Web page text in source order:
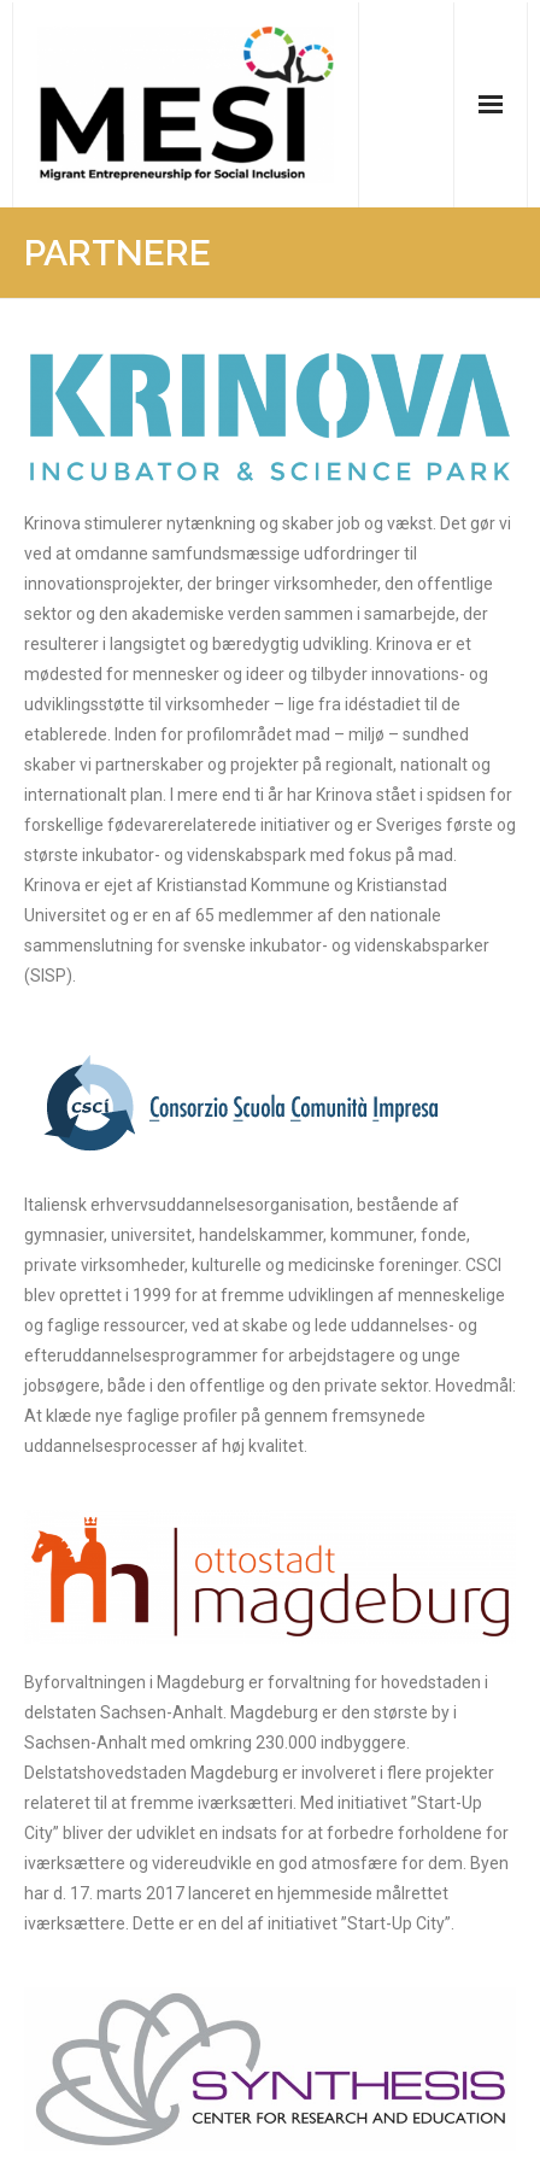
Nyhedsbrev
src="data:image/png;base64,iVBORw0KGgoAAAANSUhE
UgAAABAAAAALCAIAAAD5gJpuAAAAGXRFWHRTb2Z0d
2FyZQBBZG9iZSBJbWFnZVJlYWR5ccllPAAAAflJREFUe
NpinDRzn5qN3uFDt16+YWBg+Pv339+KGN0rbVP+//2rW5tf
0Hfy/2+mr99+yKpyOl3Ydt8njEWIn8f9zj639NC7j78eP//87
39GVUUhNUNuhl8//ysKeZrJ/v7z10Zb2PTQTIY1XZO2X
mfad+f7XgkXxuUrVB6cjPVXef78JyMjA8PFuwyX7gAZj97+
T2e9o3d4BWNp84K1NzubTjAB3fH0+fv6N3qP/ir9bW6oz
NQCijB8/8zw/TuQ7r4/ndvN5mZgkpPXiis3Pv34+ZPh5t2
3//79Rwehof/9/NDEgMrOXHvJcrllgpoRN8PFOwy/fzP8+
gUlgZI/f/5xcPj/69e/37//AUX+/mXRkN555gsOG2xt/5hZ
QMwF4r9///75++f3nz8nr75gSms82jfvQnT6zqvXPjC8e/srJ
QHo9P9fvwNtAHmG4f8zZ6dDc3bIyM2LTNlsbtfM9OPHH
3FhtqUz3eXX9H+cOy9ZMB2o6t/Pn0DHMPz/b+2wXGTv
NLW29qv25pQd///n+5+/fxDDVbcc//P/zx/36m5Ub9zL8+
7t66yEROcHK7q5bldMBAgwADcRBCuVLfoEAAAAASUV
ORK5CYII=" title="English" alt="English" width="16"
left:0.3em;">English</span>
- <img
src="data:image/png;base64,iVBORw0KGgoAAAANSUhE
UgAAABAAAAALCAIAAAD5gJpuAAAABGdBTUEAAK/INw
WK6QAAABl0RVh0U29mdHdhcmUAQWRvYmUgSW1h
Z2VSZWFkeXHJZTwAAAE2SURBVHjaYmSYyMDwgwEE
/jEw/GF4mvT0HyqQUlX9B5aEIIAAYmH4wlDtWg1SDwT//
0lKSv7/D+T9/w+nYmL+//79/88fIPll0yaAAGJhYAGJP/n69
gagYoAAYgF6FGj277+///wlpAEoz8AAEEAgDX/BZv/69w
uoB48GRrCTAAKICajh9//fv/6CVP/++wu7BrDxQFf/YWAA
CCCwk0BKf0MQdg1/gBqAPv0L9ANAALEAY+33vz+S3JIg
b/z5C45CBkZGRgY4UFICKQUjoJMAAoiRoZSB4RMojkHx
nKfAAAAAElFTkSuQmCC" title="Italiano" alt="Italiano"
width="16" height="11" /><span style="margin-
left:0.3em;">Italiano</span>
- <img
src="data:image/png;base64,iVBORw0KGgoAAAANSUhE
UgAAABAAAAALCAIAAAD5gJpuAAAABGdBTUEAAK/INw
WK6QAAABl0RVh0U29mdHdhcmUAQWRvYmUgSW1h
Z2VSZWFkeXHJZTwAAAGzSURBVHjaYvTxcWb4+53h3z
AEW/gUEP0EQDn78+AHE/gFOQJUAAcQiy8Ag8O+fLFj1n
1+/QDp+/gQioK7fP378+vkDqOH39x9A/RJ/gE5lAAhAYhz
cAACCQBDkgRXRjP034R0IaDTZTFZn0DItot37S94KLOIN
erEcI7aKHAHE8v/3r/9//zIA1f36/R+o4tevf1ANYNVA9P07R
D9IJQMDQACxADHD3z8Ig4GMHz+AqqHagKp//fwLVA0
PARTNERE
Krinova stimulerer nytænkning og skaber job og vækst. Det gør vi
ved at omdanne samfundsmæssige udfordringer til
innovationsprojekter, der bringer virksomheder, den offentlige
sektor og den akademiske verden sammen i samarbejde, der
resulterer i langsigtet og bæredygtig udvikling. Krinova er et
mødested for mennesker og ideer og tilbyder innovations- og
udviklingsstøtte til virksomheder – lige fra idéstadiet til de
etablerede. Inden for profilområdet mad – miljø – sundhed
skaber vi partnerskaber og projekter på regionalt, nationalt og
internationalt plan. I mere end ti år har Krinova stået i spidsen for
forskellige fødevarerelaterede initiativer og er Sveriges første og
største inkubator- og videnskabspark med fokus på mad.
Krinova er ejet af Kristianstad Kommune og Kristianstad
Universitet og er en af 65 medlemmer af den nationale
sammenslutning for svenske inkubator- og videnskabsparker
(SISP).
Italiensk erhvervsuddannelsesorganisation, bestående af
gymnasier, universitet, handelskammer, kommuner, fonde,
private virksomheder, kulturelle og medicinske foreninger. CSCI
blev oprettet i 1999 for at fremme udviklingen af menneskelige
og faglige ressourcer, ved at skabe og lede uddannelses- og
efteruddannelsesprogrammer for arbejdstagere og unge
jobsøgere, både i den offentlige og den private sektor. Hovedmål:
At klæde nye faglige profiler på gennem fremsynede
uddannelsesprocesser af høj kvalitet.
Byforvaltningen i Magdeburg er forvaltning for hovedstaden i
delstaten Sachsen-Anhalt. Magdeburg er den største by i
Sachsen-Anhalt med omkring 230.000 indbyggere.
Delstatshovedstaden Magdeburg er involveret i flere projekter
relateret til at fremme iværksætteri. Med initiativet ”Start-Up
City” bliver der udviklet en indsats for at forbedre forholdene for
iværksættere og videreudvikle en god atmosfære for dem. Byen
har d. 17. marts 2017 lanceret en hjemmeside målrettet
iværksættere. Dette er en del af initiativet ”Start-Up City”.